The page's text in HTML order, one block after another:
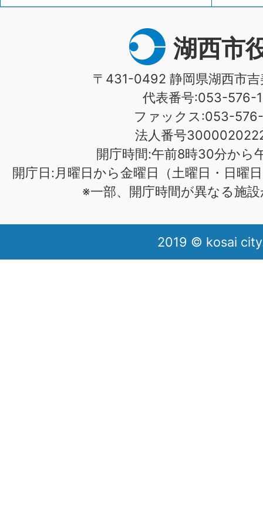
湖西市
〒431-0492 静岡県湖西市
代表番号:053-576-
ファックス:053-576-
法人番号
開庁時間:午前8時30分から
開庁日:月曜日から金曜日（土曜日・日曜
※一部、開庁時間が異なる施
2019 © kosai